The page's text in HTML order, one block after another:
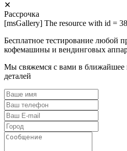
✕
Рассрочка
[msGallery] The resource with id =
Бесплатное тестирование любой
кофемашины и вендинговых
Мы свяжемся с вами в ближайшее
деталей